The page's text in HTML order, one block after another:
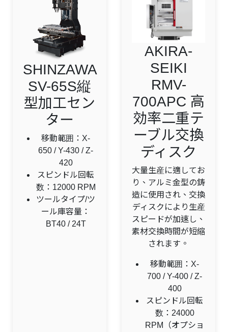
SHINZAWA
SV-65S縦
型加工セン
ター
移動範囲：X-
650 / Y-430 / Z-
420
スピンドル回転
数：12000 RPM
ツールタイプ/ツ
ール庫容量：
BT40 / 24T
AKIRA-
SEIKI
RMV-
700APC 高
効率二重テ
ーブル交換
ディスク
大量生産に適してお
り、アルミ金型の鋳
造に使用され、交換
ディスクにより生産
スピードが加速し、
素材交換時間が短縮
されます。
移動範囲：X-
700 / Y-400 / Z-
400
スピンドル回転
数：24000
RPM（オプショ